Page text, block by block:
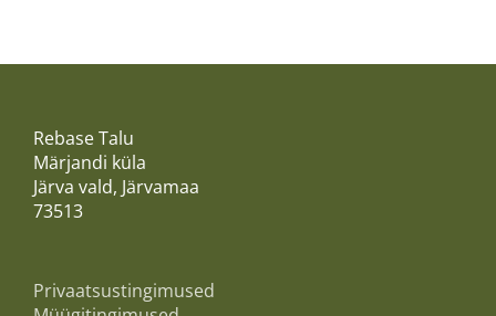
Rebase Talu
Märjandi küla
Järva vald, Järvamaa
73513
Privaatsustingimused